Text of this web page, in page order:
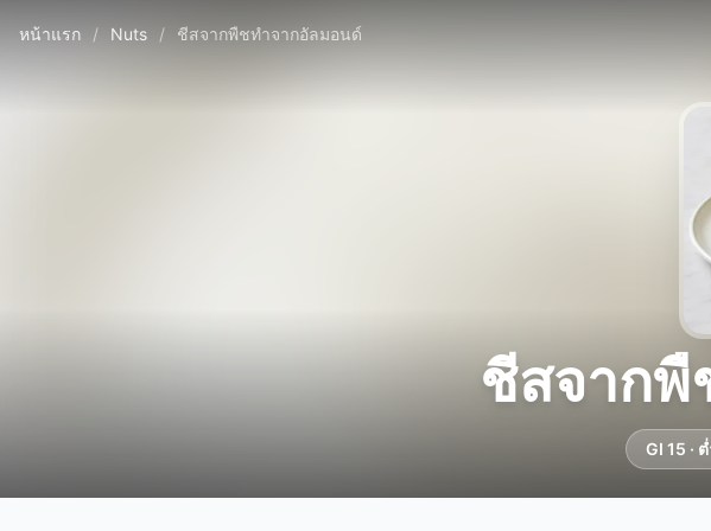
หน้าแรก / Nuts / ชีสจากพืชทำจากอัลมอนด์
ชีสจากพื
GI 15 ·